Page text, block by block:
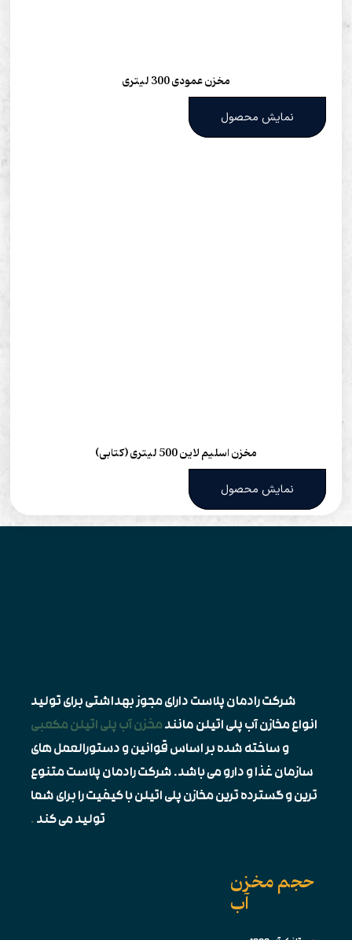
مخزن عمودی 300 لیتری
نمایش محصول
مخزن اسلیم لاین 500 لیتری (کتابی)
نمایش محصول
شرکت رادمان پلاست دارای مجوز بهداشتی برای تولید
انواع مخازن آب پلی اتیلن مانندمخزن آب پلی اتیلن مکعبی
و ساخته شده بر اساس قوانین و دستورالعمل های
سازمان غذا و دارو می باشد. شرکت رادمان پلاست متنوع
ترین و گسترده ترین مخازن پلی اتیلن با کیفیت را برای شما
تولید می کند.
حجم مخزن